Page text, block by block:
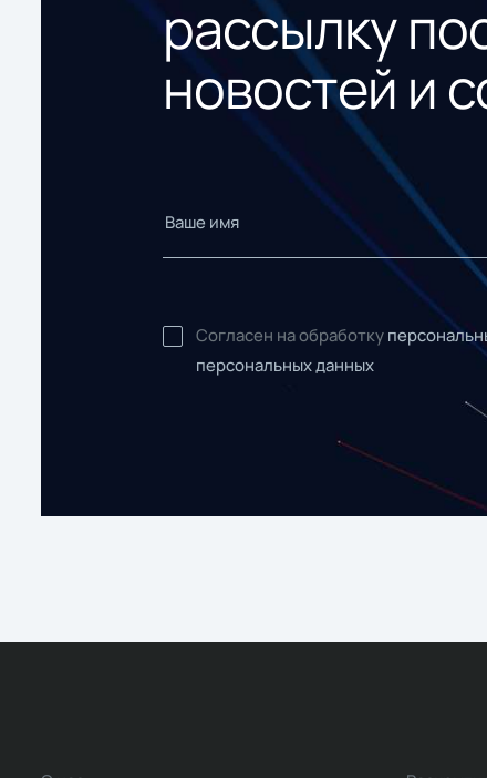
рассылку
новостей и
Согласен на обработку
персональных данных